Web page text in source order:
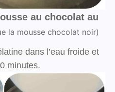
au chocolat au
la mousse chocolat noir)
dans l’eau froide et
minutes.